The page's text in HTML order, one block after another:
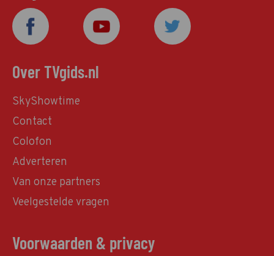
Over TVgids.nl
SkyShowtime
Contact
Colofon
Adverteren
Van onze partners
Veelgestelde vragen
Voorwaarden & privacy